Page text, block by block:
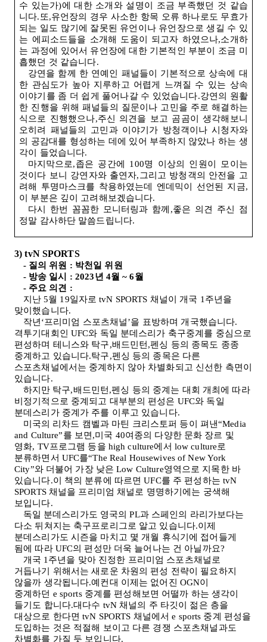
수 있는가)에 대한 소개와 설명이 조금 부족했던 것 같습
니다.또,유언장의 경우 사소한 항목 오류 하나로도 무효가
되는 일도 많기에 잘못된 유언이나 유언장으로 생길 수 있
는 에피소드들을 소개해 도움이 되고자 하였으나,소개하
는 과정에 있어서 유언장에 대한 기본적인 부분이 조금 미
흡했던 것 같습니다.
강연을 함께 한 연예인 패널들이 기본적으로 상속에 대
한 관심도가 높아 지루하고 어렵게 느껴질 수 있는 상속
이야기를 좀 더 쉽게 풀어나갈 수 있었습니다.강연의 원활
한 진행을 위해 패널들의 질문이나 고민을 주로 해결하는
식으로 진행했으나,주신 의견을 보고 곰곰이 생각해보니
오히려 패널들의 고민과 이야기가 방청객이나 시청자와
의 공감대를 형성하는 데에 있어 부족하지 않았나 하는 생
각이 들었습니다.
마지막으로,좁은 공간에
100명 이상의 인원이 모이는
것이다 보니 강연자와 출연자,그리고 방청객의 안전을 고
려해 투명마스크를 착용하였는데 엔데믹이 선언된 지금,
이 부분은 깊이 고려해보겠습니다.
다시 한번 꼼꼼한 모니터링과 함께,좋은 의견 주신 점
정말 감사하단 말씀드립니다.
3) tvN SPORTS
- 질의 위원 : 박천일 위원
- 방송 일시 : 2023년 4월 ~ 6월
- 주요 의견 :
지난5월 19일자로 tvN SPORTS 채널이 개국 1 주년을
맞이했습니다.
작년‘프리미엄 스포츠채널’을 표방하며 개국했습니다.
격투기대회인
UFC와 독일 분데스리가 축구중계를 중심으로
편성하며 테니스와 탁구,배드민턴,펜싱 등의 종목도 종종
중계하고 있습니다.탁구,펜싱 등의 종목은 다른
스포츠채널에서는 중계하지 않아 차별화되고 신선한 측면이
있습니다.
하지만 탁구,배드민턴,펜싱 등의 중계는 대회 개최에 따라
비정기적으로 중계되고 대부분의 편성은 UFC와 독일
분데스리가 중계가 주를 이루고 있습니다.
미국의 리차드 캠벨과 마틴 크리스토퍼 등이 펴낸“Media
and Culture”를 보면,미국 40여종의 다양한 문화 장르 및
영화, TV프로그램 등을 high culture에서 low culture로
분류하면서 UFC를“The Real Housewives of New York
City”와 더불어 가장 낮은 Low Culture영역으로 지목한 바
있습니다.이 책의 분류에 따르면 UFC를 주 편성하는 tvN
SPORTS 채널을 프리미엄 채널로 명명하기에는 궁색해
보입니다.
독일 분데스리가도 영국의 PL과 스페인의 라리가보다는
다소 뒤쳐지는 축구프로리그로 알고 있습니다.이제
분데스리가도 시즌을 마치고 몇 개월 휴식기에 접어들게
됨에 따라UFC의 편성만 더욱 늘어나는 건 아닐까요?
개국 1 주년을 맞아 진정한 프리미엄 스포츠채널로
거듭나기 위해서는 새로운 차원의 편성 전략이 필요하지
않을까 생각됩니다.예컨대 이제는 없어진 OGN이
중계하던 e sports 중계를 편성해보면 어떨까 하는 생각이
들기도 합니다.대다수 tvN 채널의 주 타깃이 젊은 층을
대상으로 한다면 tvN SPORTS 채널에서 e sports 중계 편성을
도입하는 것은 적절해 보이고 다른 경쟁 스포츠채널과도
차별화를 가질 듯 보입니다.